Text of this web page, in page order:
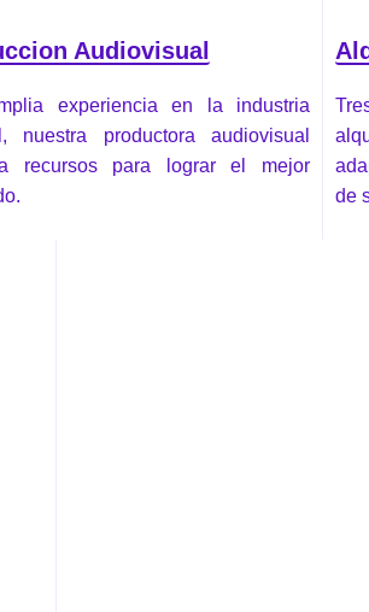
Audiovisual
experiencia en la industria
nuestra productora audiovisual
recursos para lograr el mejor
de